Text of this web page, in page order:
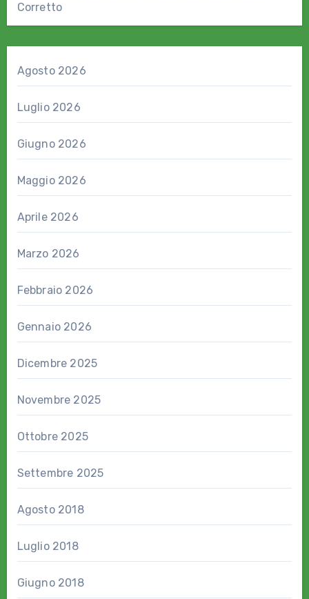
Corretto
Agosto 2026
Luglio 2026
Giugno 2026
Maggio 2026
Aprile 2026
Marzo 2026
Febbraio 2026
Gennaio 2026
Dicembre 2025
Novembre 2025
Ottobre 2025
Settembre 2025
Agosto 2018
Luglio 2018
Giugno 2018